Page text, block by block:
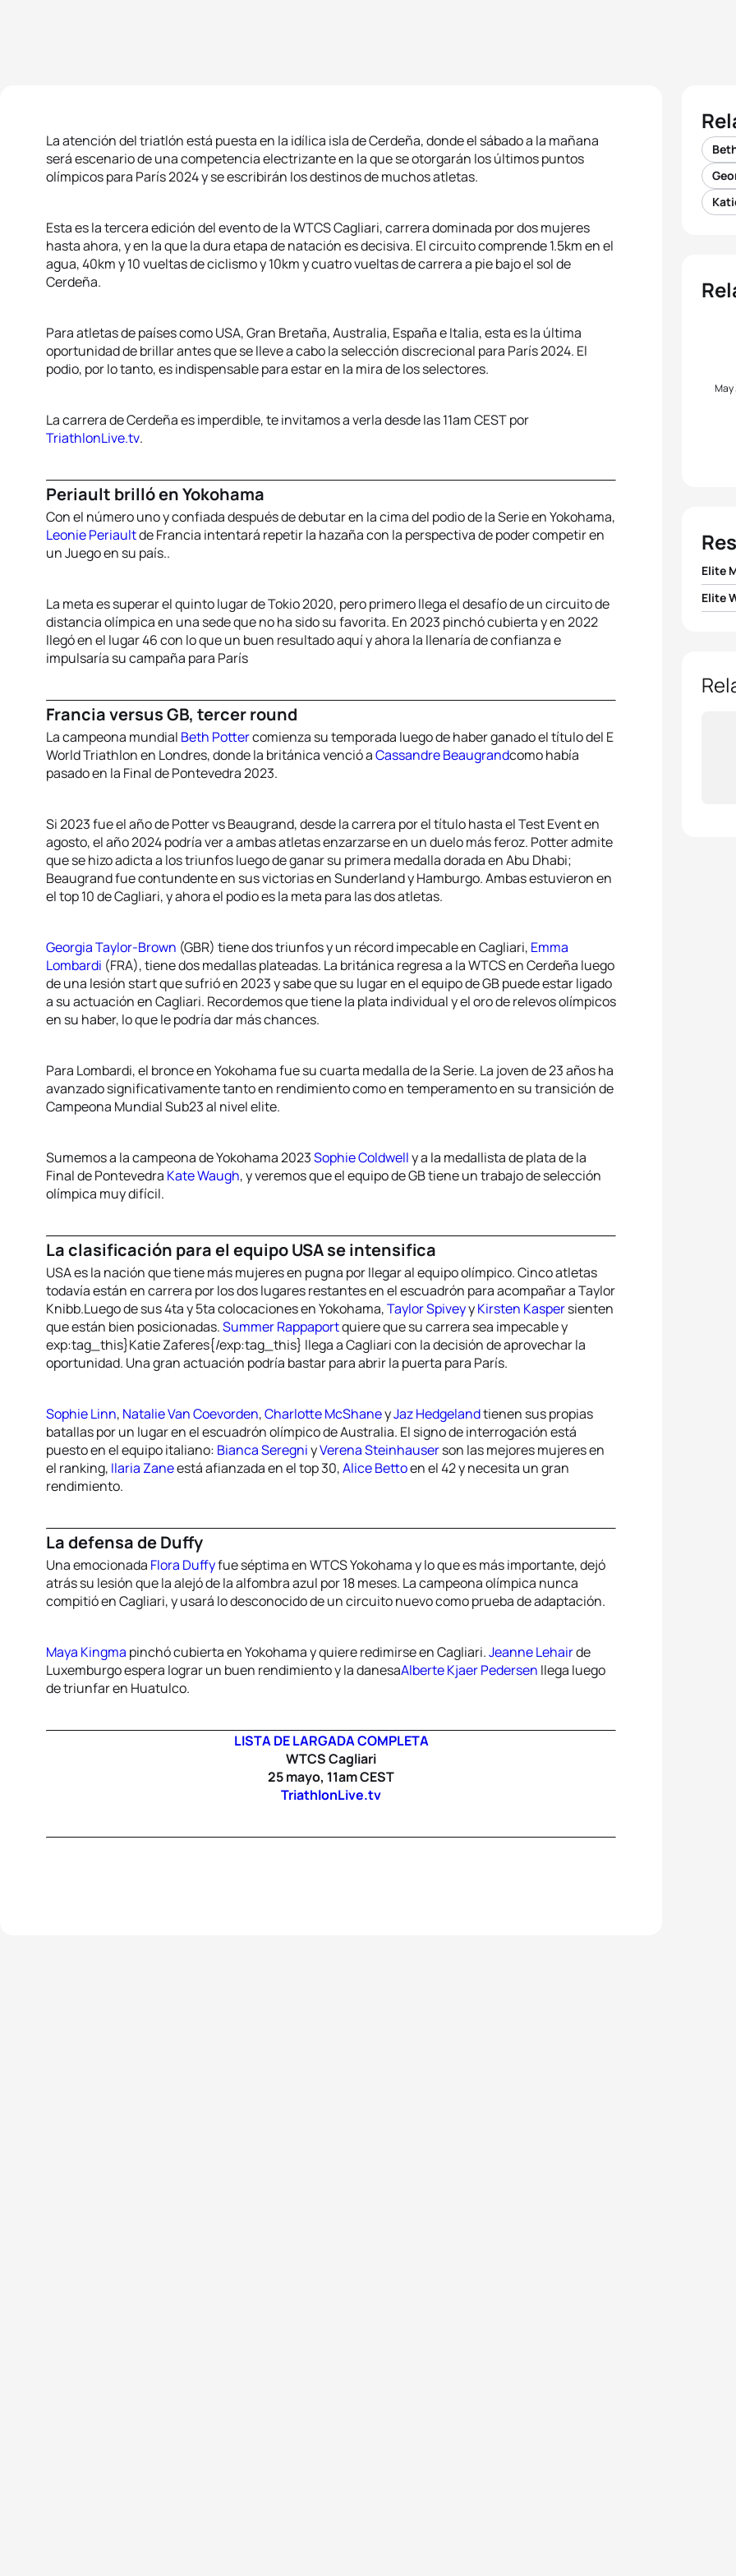
La atención del triatlón está puesta en la idílica isla de Cerdeña, donde el sábado a la mañana
será escenario de una competencia electrizante en la que se otorgarán los últimos puntos
olímpicos para París 2024 y se escribirán los destinos de muchos atletas.
Esta es la tercera edición del evento de la WTCS Cagliari, carrera dominada por dos mujeres
hasta ahora, y en la que la dura etapa de natación es decisiva. El circuito comprende 1.5km en el
agua, 40km y 10 vueltas de ciclismo y 10km y cuatro vueltas de carrera a pie bajo el sol de
Cerdeña.
Para atletas de países como USA, Gran Bretaña, Australia, España e Italia, esta es la última
oportunidad de brillar antes que se lleve a cabo la selección discrecional para París 2024. El
podio, por lo tanto, es indispensable para estar en la mira de los selectores.
La carrera de Cerdeña es imperdible, te invitamos a verla desde las 11am CEST por
TriathlonLive.tv.
Periault brilló en Yokohama
Con el número uno y confiada después de debutar en la cima del podio de la Serie en Yokohama,
Leonie Periaultde Francia intentará repetir la hazaña con la perspectiva de poder competir en
un Juego en su país..
La meta es superar el quinto lugar de Tokio 2020, pero primero llega el desafío de un circuito de
distancia olímpica en una sede que no ha sido su favorita. En 2023 pinchó cubierta y en 2022
llegó en el lugar 46 con lo que un buen resultado aquí y ahora la llenaría de confianza e
impulsaría su campaña para París
Francia versus GB, tercer round
La campeona mundial Beth Pottercomienza su temporada luego de haber ganado el título del E
World Triathlon en Londres, donde la británica venció aCassandre Beaugrandcomo había
pasado en la Final de Pontevedra 2023.
Si 2023 fue el año de Potter vs Beaugrand, desde la carrera por el título hasta el Test Event en
agosto, el año 2024 podría ver a ambas atletas enzarzarse en un duelo más feroz. Potter admite
que se hizo adicta a los triunfos luego de ganar su primera medalla dorada en Abu Dhabi;
Beaugrand fue contundente en sus victorias en Sunderland y Hamburgo. Ambas estuvieron en
el top 10 de Cagliari, y ahora el podio es la meta para las dos atletas.
Georgia Taylor-Brown (GBR) tiene dos triunfos y un récord impecable en Cagliari, Emma
Lombardi (FRA), tiene dos medallas plateadas. La británica regresa a la WTCS en Cerdeña luego
de una lesión start que sufrió en 2023 y sabe que su lugar en el equipo de GB puede estar ligado
a su actuación en Cagliari. Recordemos que tiene la plata individual y el oro de relevos olímpicos
en su haber, lo que le podría dar más chances.
Para Lombardi, el bronce en Yokohama fue su cuarta medalla de la Serie. La joven de 23 años ha
avanzado significativamente tanto en rendimiento como en temperamento en su transición de
Campeona Mundial Sub23 al nivel elite.
Sumemos a la campeona de Yokohama 2023Sophie Coldwelly a la medallista de plata de la
Final de Pontevedra Kate Waugh, y veremos que el equipo de GB tiene un trabajo de selección
olímpica muy difícil.
La clasificación para el equipo USA se intensifica
USA es la nación que tiene más mujeres en pugna por llegar al equipo olímpico. Cinco atletas
todavía están en carrera por los dos lugares restantes en el escuadrón para acompañar a Taylor
Knibb.Luego de sus 4ta y 5ta colocaciones en Yokohama,Taylor SpiveyyKirsten Kaspersienten
que están bien posicionadas.Summer Rappaportquiere que su carrera sea impecable y
exp:tag_this}Katie Zaferes{/exp:tag_this} llega a Cagliari con la decisión de aprovechar la
oportunidad. Una gran actuación podría bastar para abrir la puerta para París.
Sophie Linn, Natalie Van Coevorden,Charlotte McShaneyJaz Hedgelandtienen sus propias
batallas por un lugar en el escuadrón olímpico de Australia. El signo de interrogación está
puesto en el equipo italiano: Bianca SeregniyVerena Steinhauserson las mejores mujeres en
el ranking, Ilaria Zaneestá afianzada en el top 30,Alice Bettoen el 42 y necesita un gran
rendimiento.
La defensa de Duffy
Una emocionada Flora Duffyfue séptima en WTCS Yokohama y lo que es más importante, dejó
atrás su lesión que la alejó de la alfombra azul por 18 meses. La campeona olímpica nunca
compitió en Cagliari, y usará lo desconocido de un circuito nuevo como prueba de adaptación.
Maya Kingma pinchó cubierta en Yokohama y quiere redimirse en Cagliari.Jeanne Lehairde
Luxemburgo espera lograr un buen rendimiento y la danesaAlberte Kjaer Pedersen llega luego
de triunfar en Huatulco.
LISTA DE LARGADA COMPLETA
WTCS Cagliari
25 mayo, 11am CEST
TriathlonLive.tv
May
Elite
1Alex
3
Elite
2Lisa